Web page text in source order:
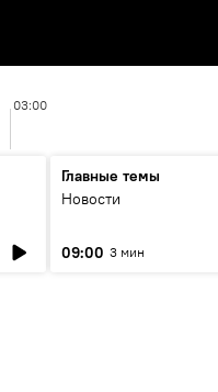
03:00
Главные темы
Новости
09:00 3 мин